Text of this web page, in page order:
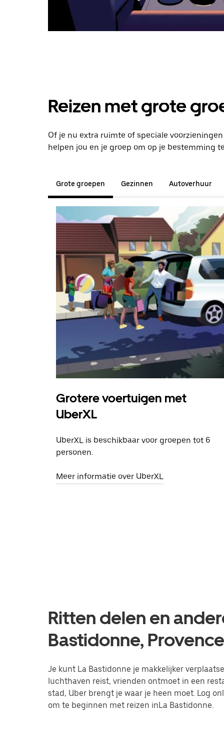
Reizen met grote
Of je nu extra ruimte of speciale
helpen jou en je groep om op je bestemming
Grote groepen Gezinnen Autoverhuur
Grotere voertuigen met
UberXL
UberXL is beschikbaar voor groepen tot 6
personen.
Meer informatie over UberXL
Ritten delen en
Bastidonne,
Je kunt La Bastidonne je makkelijker
luchthaven reist, vrienden ontmoet in een
stad, Uber brengt je waar je heen moet. Log
om te beginnen met reizen inLa Bastidonne.